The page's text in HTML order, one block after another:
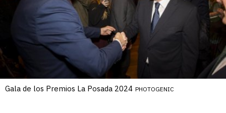
Gala de los Premios La Posada 2024 PHOTOGENIC